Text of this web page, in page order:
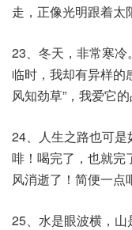
走，正像光明跟着太
23、冬天，非常寒
临时，我却有异样的
风知劲草”，我爱它的
24、人生之路也可
啡！喝完了，也就完
风消逝了！简便一点
25、水是眼波横，